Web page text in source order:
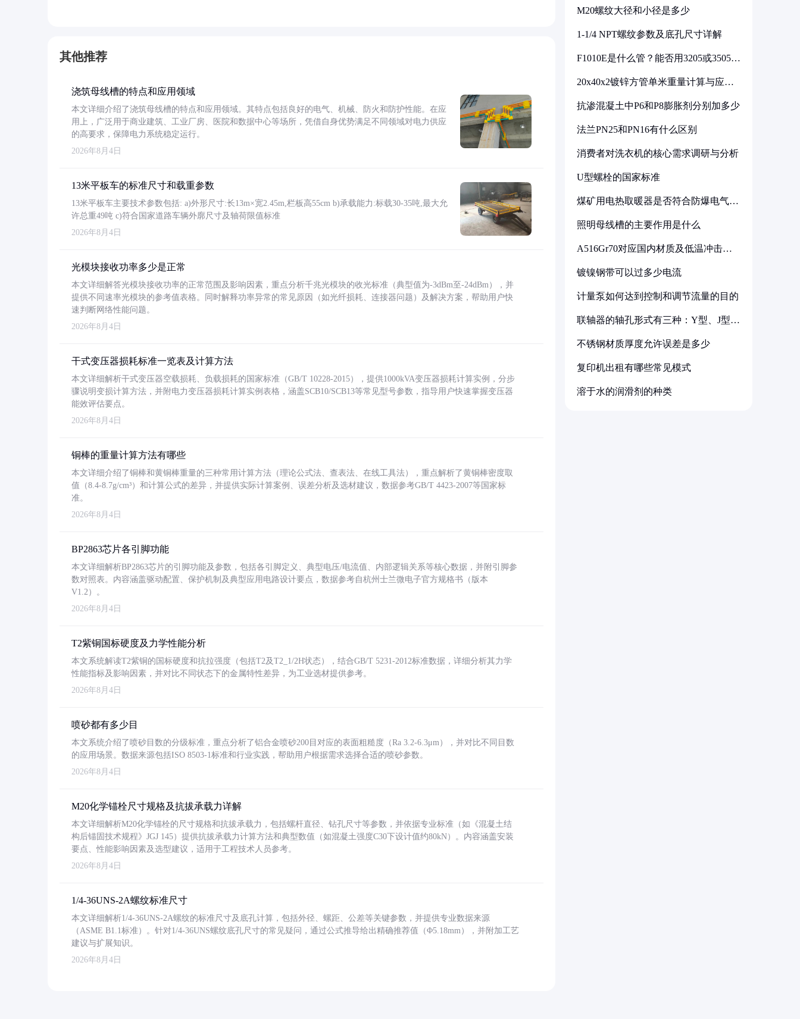
其他推荐
浇筑母线槽的特点和应用领域
本文详细介绍了浇筑母线槽的特点和应用领域。其特点包括良好的电气、机械、防火和防护性能。在应
用上，广泛用于商业建筑、工业厂房、医院和数据中心等场所，凭借自身优势满足不同领域对电力供应
的高要求，保障电力系统稳定运行。
2026年8月4日
13米平板车的标准尺寸和载重参数
13米平板车主要技术参数包括: a)外形尺寸:长13m×宽2.45m,栏板高55cm b)承载能力:标载30-35吨,最大允
许总重49吨 c)符合国家道路车辆外廓尺寸及轴荷限值标准
2026年8月4日
光模块接收功率多少是正常
本文详细解答光模块接收功率的正常范围及影响因素，重点分析千兆光模块的收光标准（典型值为-3dBm至-24dBm），并
提供不同速率光模块的参考值表格。同时解释功率异常的常见原因（如光纤损耗、连接器问题）及解决方案，帮助用户快
速判断网络性能问题。
2026年8月4日
干式变压器损耗标准一览表及计算方法
本文详细解析干式变压器空载损耗、负载损耗的国家标准（GB/T 10228-2015），提供1000kVA变压器损耗计算实例，分步
骤说明变损计算方法，并附电力变压器损耗计算实例表格，涵盖SCB10/SCB13等常见型号参数，指导用户快速掌握变压器
能效评估要点。
2026年8月4日
铜棒的重量计算方法有哪些
本文详细介绍了铜棒和黄铜棒重量的三种常用计算方法（理论公式法、查表法、在线工具法），重点解析了黄铜棒密度取
值（8.4-8.7g/cm³）和计算公式的差异，并提供实际计算案例、误差分析及选材建议，数据参考GB/T 4423-2007等国家标
准。
2026年8月4日
BP2863芯片各引脚功能
本文详细解析BP2863芯片的引脚功能及参数，包括各引脚定义、典型电压/电流值、内部逻辑关系等核心数据，并附引脚参
数对照表。内容涵盖驱动配置、保护机制及典型应用电路设计要点，数据参考自杭州士兰微电子官方规格书（版本
V1.2）。
2026年8月4日
T2紫铜国标硬度及力学性能分析
本文系统解读T2紫铜的国标硬度和抗拉强度（包括T2及T2_1/2H状态），结合GB/T 5231-2012标准数据，详细分析其力学
性能指标及影响因素，并对比不同状态下的金属特性差异，为工业选材提供参考。
2026年8月4日
喷砂都有多少目
本文系统介绍了喷砂目数的分级标准，重点分析了铝合金喷砂200目对应的表面粗糙度（Ra 3.2-6.3μm），并对比不同目数
的应用场景。数据来源包括ISO 8503-1标准和行业实践，帮助用户根据需求选择合适的喷砂参数。
2026年8月4日
M20化学锚栓尺寸规格及抗拔承载力详解
本文详细解析M20化学锚栓的尺寸规格和抗拔承载力，包括螺杆直径、钻孔尺寸等参数，并依据专业标准（如《混凝土结
构后锚固技术规程》JGJ 145）提供抗拔承载力计算方法和典型数值（如混凝土强度C30下设计值约80kN）。内容涵盖安装
要点、性能影响因素及选型建议，适用于工程技术人员参考。
2026年8月4日
1/4-36UNS-2A螺纹标准尺寸
本文详细解析1/4-36UNS-2A螺纹的标准尺寸及底孔计算，包括外径、螺距、公差等关键参数，并提供专业数据来源
（ASME B1.1标准）。针对1/4-36UNS螺纹底孔尺寸的常见疑问，通过公式推导给出精确推荐值（Φ5.18mm），并附加工艺
建议与扩展知识。
2026年8月4日
M20螺纹大径和小径是多少
1-1/4 NPT螺纹参数及底孔尺寸详解
F1010E是什么管？能否用3205或3505代
20x40x2镀锌方管单米重量计算与应用
抗渗混凝土中P6和P8膨胀剂分别加多少
法兰PN25和PN16有什么区别
消费者对洗衣机的核心需求调研与分析
U型螺栓的国家标准
煤矿用电热取暖器是否符合防爆电气设
照明母线槽的主要作用是什么
A516Gr70对应国内材质及低温冲击要
镀镍钢带可以过多少电流
计量泵如何达到控制和调节流量的目的
联轴器的轴孔形式有三种：Y型、J型、
不锈钢材质厚度允许误差是多少
复印机出租有哪些常见模式
溶于水的润滑剂的种类